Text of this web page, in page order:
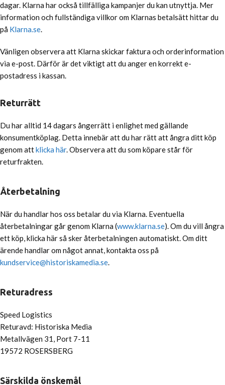
dagar. Klarna har också tillfälliga kampanjer du kan utnyttja. Mer
information och fullständiga villkor om Klarnas betalsätt hittar du
på Klarna.se.
Vänligen observera att Klarna skickar faktura och orderinformation
via e-post. Därför är det viktigt att du anger en korrekt e-
postadress i kassan.
Returrätt
Du har alltid 14 dagars ångerrätt i enlighet med gällande
konsumentköplag. Detta innebär att du har rätt att ångra ditt köp
genom attklicka här. Observera att du som köpare står för
returfrakten.
Återbetalning
När du handlar hos oss betalar du via Klarna. Eventuella
återbetalningar går genom Klarna (www.klarna.se). Om du vill ångra
ett köp, klicka här så sker återbetalningen automatiskt. Om ditt
ärende handlar om något annat, kontakta oss på
kundservice@historiskamedia.se.
Returadress
Speed Logistics
Returavd: Historiska Media
Metallvägen 31, Port 7-11
19572 ROSERSBERG
Särskilda önskemål